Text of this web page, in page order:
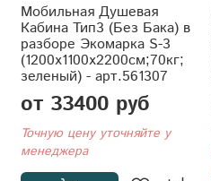
Мобильная Душевая
Кабина Тип3 (Без Бака) в
разборе Экомарка S-3
(1200x1100x2200см;70кг;
зеленый) - арт.561307
от 33400 руб
Точную цену уточняйте у
менеджера